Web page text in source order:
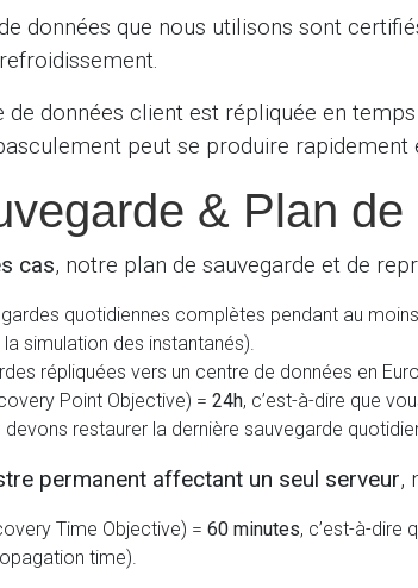
données que nous utilisons sont
de données client est répliquée en
peut se produire
& Plan de
cas, notre plan de sauvegarde et de
quotidiennes complètes pendant au
la simulation des instantanés).
répliquées vers un centre de données en
Point Objective) = 24h, c’est-à-dire que
devons restaurer la dernière sauvegarde
permanent affectant un seul serveur,
Time Objective) = 60 minutes, c’est-à-dire
time).